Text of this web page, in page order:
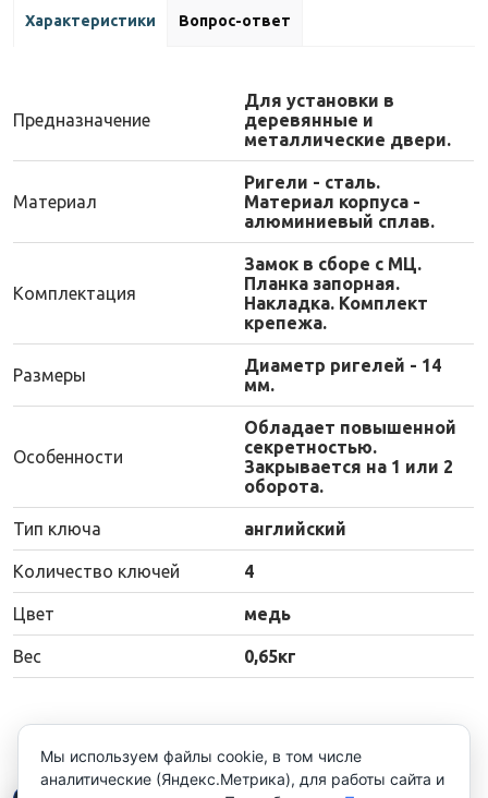
Характеристики Вопрос-ответ
Предназначение
Для установки в
деревянные и
металлические двери.
Материал
Ригели - сталь.
Материал корпуса -
алюминиевый сплав.
Комплектация
Замок в сборе с МЦ.
Планка запорная.
Накладка. Комплект
крепежа.
Размеры
Диаметр ригелей - 14
мм.
Особенности
Обладает повышенной
секретностью.
Закрывается на 1 или 2
оборота.
Тип ключа английский
Количество ключей 4
Цвет медь
Вес 0,65кг
Мы используем файлы cookie, в том числе
аналитические (Яндекс.Метрика), для работы сайта и